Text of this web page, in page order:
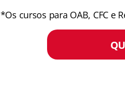
*Os cursos para OAB, CFC e